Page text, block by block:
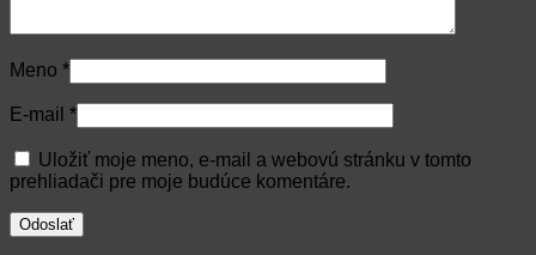
Meno *
E-mail *
Uložiť moje meno, e-mail a webovú stránku v tomto
prehliadači pre moje budúce komentáre.